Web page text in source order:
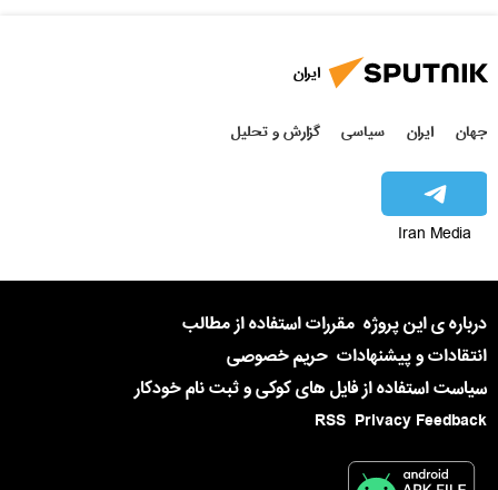
ایران
جهان ایران سیاسی گزارش و تحلیل
Iran Media
درباره ی این پروژه مقررات استفاده از مطالب
انتقادات و پیشنهادات حریم خصوصی
سیاست استفاده از فایل های کوکی و ثبت نام خودکار
Privacy Feedback
RSS